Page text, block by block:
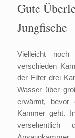
Gute
Jungfische
Vielleicht
verschieden
der Filter drei
Wasser über
erwärmt, bevor
Kammer geht.